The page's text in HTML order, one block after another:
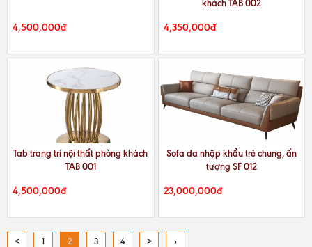
4,500,000đ
khách TAB 002
4,350,000đ
Tab trang trí nội thất phòng khách
TAB 001
4,500,000đ
Sofa da nhập khẩu trẻ chung, ấn
tượng SF 012
23,000,000đ
< 1 2 3 4 > ›